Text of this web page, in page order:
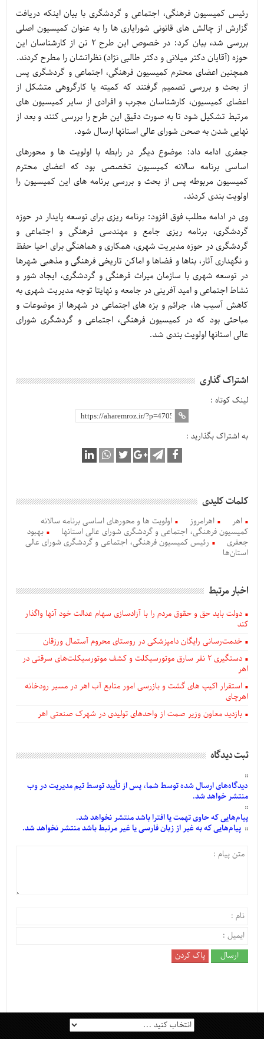
رئیس کمیسیون فرهنگی، اجتماعی و گردشگری با بیان اینکه دریافت
گزارش از چالش های قانونی شورایاری ها را به عنوان کمیسیون اصلی
بررسی شد، بیان کرد: در خصوص این طرح 2 تن از کارشناسان این
حوزه (آقایان دکتر میلانی و دکتر طالبی نژاد) نظراتشان را مطرح کردند.
همچنین اعضای محترم کمیسیون فرهنگی، اجتماعی و گردشگری پس
از بحث و بررسی تصمیم گرفتند که کمیته یا کارگروهی متشکل از
اعضای کمیسیون، کارشناسان مجرب و افرادی از سایر کمیسیون های
مرتبط تشکیل شود تا به صورت دقیق این طرح را بررسی کنند و بعد از
نهایی شدن به صحن شورای عالی استانها ارسال شود.
جعفری ادامه داد: موضوع دیگر در رابطه با اولویت ها و محورهای
اساسی برنامه سالانه کمیسیون تخصصی بود که اعضای محترم
کمیسیون مربوطه پس از بحث و بررسی برنامه های این کمیسیون را
اولویت بندی کردند.
وی در ادامه مطلب فوق افزود: برنامه ریزی برای توسعه پایدار در حوزه
گردشگری، برنامه ریزی جامع و مهندسی فرهنگی و اجتماعی و
گردشگری در حوزه مدیریت شهری، همکاری و هماهنگی برای احیا حفظ
و نگهداری آثار، بناها و فضاها و اماکن تاریخی فرهنگی و مذهبی شهرها
در توسعه شهری با سازمان میراث فرهنگی و گردشگری، ایجاد شور و
نشاط اجتماعی و امید آفرینی در جامعه و نهایتا توجه مدیریت شهری به
کاهش آسیب ها، جرائم و بزه های اجتماعی در شهرها از موضوعات و
مباحثی بود که در کمیسیون فرهنگی، اجتماعی و گردشگری شورای
عالی استانها اولویت بندی شد.
اشتراک گذاری
لینک کوتاه :
به اشتراک بگذارید :
کلمات کلیدی
اهر اهرامروز
اولویت ها و محورهای اساسی برنامه سالانه
كمیسیون فرهنگی، اجتماعی و گردشگری شورای عالی استانها
بهبود
جعفری
رئیس کمیسیون فرهنگی، اجتماعی و گردشگری شورای عالی
استان‌ها
اخبار مرتبط
دولت باید حق و حقوق مردم را با آزادسازی سهام عدالت خود آنها واگذار
کند
خدمت‌رسانی رایگان دامپزشکی در روستای محروم آستمال ورزقان
دستگيری ۲ نفر سارق موتورسیکلت و کشف موتورسیکلت‌های سرقتی در
اهر
استقرار اکیپ های گشت و بازرسی امور منابع آب اهر در مسیر رودخانه
اهرچای
بازدید معاون وزیر صمت از واحدهای تولیدی در شهرک صنعتی اهر
ثبت دیدگاه
دیدگاه‌هایارسالشدهتوسط شما، پس ازتأییدتوسط تیم مدیریت در وب
منتشر خواهد شد.
پیام‌هاییکه حاوی تهمت یا افترا باشد منتشر نخواهد شد.
پیام‌هاییکه به غیر از زبان فارسی یا غیر مرتبط باشد منتشر نخواهد شد.